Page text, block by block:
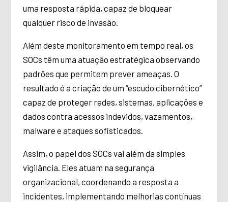
uma resposta rápida, capaz de bloquear
qualquer risco de invasão.
Além deste monitoramento em tempo real, os
SOCs têm uma atuação estratégica observando
padrões que permitem prever ameaças. O
resultado é a criação de um “escudo cibernético”
capaz de proteger redes, sistemas, aplicações e
dados contra acessos indevidos, vazamentos,
malware e ataques sofisticados.
Assim, o papel dos SOCs vai além da simples
vigilância. Eles atuam na segurança
organizacional, coordenando a resposta a
incidentes, implementando melhorias contínuas